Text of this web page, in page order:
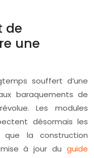
de
une
souffert d’une
baraquements de
Les modules
désormais les
que la construction
à jour du guide